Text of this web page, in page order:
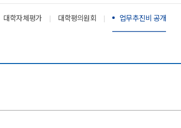
이사회회의록 공
업무추진비 공
국제관
충효관
국제컨벤션센
대학자체평가 대학평의원회 업무추진비 공개